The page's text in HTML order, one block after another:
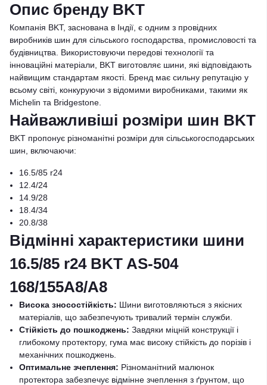
Опис бренду BKT
Компанія BKT, заснована в Індії, є одним з провідних
виробників шин для сільського господарства, промисловості та
будівництва. Використовуючи передові технології та
інноваційні матеріали, BKT виготовляє шини, які відповідають
найвищим стандартам якості. Бренд має сильну репутацію у
всьому світі, конкуруючи з відомими виробниками, такими як
Michelin та Bridgestone.
Найважливіші розміри шин BKT
BKT пропонує різноманітні розміри для сільськогосподарських
шин, включаючи:
16.5/85 r24
12.4/24
14.9/28
18.4/34
20.8/38
Відмінні характеристики шини
16.5/85 r24 BKT AS-504
168/155A8/A8
Висока зносостійкість: Шини виготовляються з якісних
матеріалів, що забезпечують тривалий термін служби.
Стійкість до пошкоджень: Завдяки міцній конструкції і
глибокому протектору, гума має високу стійкість до порізів і
механічних пошкоджень.
Оптимальне зчеплення: Різноманітний малюнок
протектора забезпечує відмінне зчеплення з ґрунтом, що